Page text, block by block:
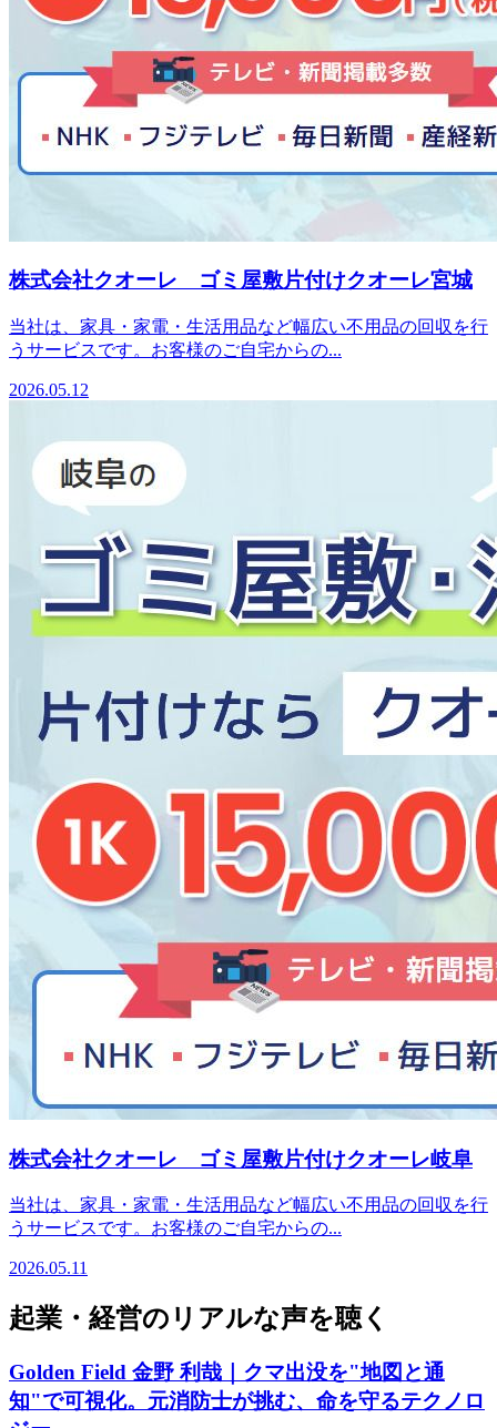
株式会社クオーレ ゴミ屋敷片付けクオーレ宮城
当社は、家具・家電・生活用品など幅広い不用品の回収を行
うサービスです。お客様のご自宅からの...
2026.05.12
株式会社クオーレ ゴミ屋敷片付けクオーレ岐阜
当社は、家具・家電・生活用品など幅広い不用品の回収を行
うサービスです。お客様のご自宅からの...
2026.05.11
起業・経営のリアルな声を聴く
Golden Field 金野 利哉｜クマ出没を"地図と通
知"で可視化。元消防士が挑む、命を守るテクノロ